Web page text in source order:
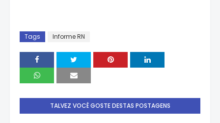
Tags Informe RN
TALVEZ VOCÊ GOSTE DESTAS POSTAGENS